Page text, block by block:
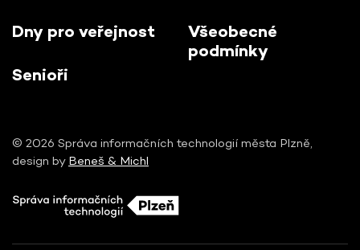
Dny pro veřejnost
Senioři
Všeobecné
podmínky
© 2026 Správa informačních technologií města Plzně,
design by Beneš & Michl